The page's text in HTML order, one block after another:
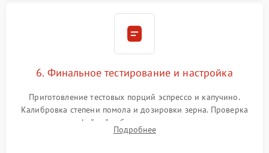
6. Финальное тестирование и настройка
Приготовление тестовых порций эспрессо и капучино.
Калибровка степени помола и дозировки зерна. Проверка
плотности кофейной таблетки, температуры напитка и
качества молочной пены. Контроль отсутствия посторонних
Подробнее